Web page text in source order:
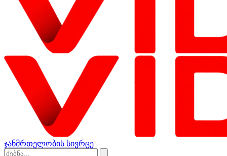
ჯანმრთელობის სივრცე